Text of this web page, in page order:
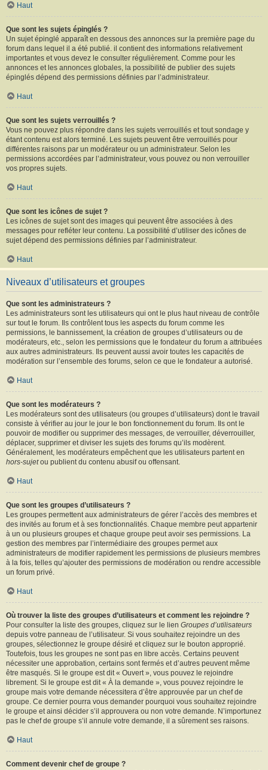
Haut
Que sont les sujets épinglés ?
Un sujet épinglé apparaît en dessous des annonces sur la première page du
forum dans lequel il a été publié. il contient des informations relativement
importantes et vous devez le consulter régulièrement. Comme pour les
annonces et les annonces globales, la possibilité de publier des sujets
épinglés dépend des permissions définies par l’administrateur.
Haut
Que sont les sujets verrouillés ?
Vous ne pouvez plus répondre dans les sujets verrouillés et tout sondage y
étant contenu est alors terminé. Les sujets peuvent être verrouillés pour
différentes raisons par un modérateur ou un administrateur. Selon les
permissions accordées par l’administrateur, vous pouvez ou non verrouiller
vos propres sujets.
Haut
Que sont les icônes de sujet ?
Les icônes de sujet sont des images qui peuvent être associées à des
messages pour refléter leur contenu. La possibilité d’utiliser des icônes de
sujet dépend des permissions définies par l’administrateur.
Haut
Niveaux d’utilisateurs et groupes
Que sont les administrateurs ?
Les administrateurs sont les utilisateurs qui ont le plus haut niveau de contrôle
sur tout le forum. Ils contrôlent tous les aspects du forum comme les
permissions, le bannissement, la création de groupes d’utilisateurs ou de
modérateurs, etc., selon les permissions que le fondateur du forum a attribuées
aux autres administrateurs. Ils peuvent aussi avoir toutes les capacités de
modération sur l’ensemble des forums, selon ce que le fondateur a autorisé.
Haut
Que sont les modérateurs ?
Les modérateurs sont des utilisateurs (ou groupes d’utilisateurs) dont le travail
consiste à vérifier au jour le jour le bon fonctionnement du forum. Ils ont le
pouvoir de modifier ou supprimer des messages, de verrouiller, déverrouiller,
déplacer, supprimer et diviser les sujets des forums qu’ils modèrent.
Généralement, les modérateurs empêchent que les utilisateurs partent en
hors-sujetou publient du contenu abusif ou offensant.
Haut
Que sont les groupes d’utilisateurs ?
Les groupes permettent aux administrateurs de gérer l’accès des membres et
des invités au forum et à ses fonctionnalités. Chaque membre peut appartenir
à un ou plusieurs groupes et chaque groupe peut avoir ses permissions. La
gestion des membres par l’intermédiaire des groupes permet aux
administrateurs de modifier rapidement les permissions de plusieurs membres
à la fois, telles qu’ajouter des permissions de modération ou rendre accessible
un forum privé.
Haut
Où trouver la liste des groupes d’utilisateurs et comment les rejoindre ?
Pour consulter la liste des groupes, cliquez sur le lien Groupes d’utilisateurs
depuis votre panneau de l’utilisateur. Si vous souhaitez rejoindre un des
groupes, sélectionnez le groupe désiré et cliquez sur le bouton approprié.
Toutefois, tous les groupes ne sont pas en libre accès. Certains peuvent
nécessiter une approbation, certains sont fermés et d’autres peuvent même
être masqués. Si le groupe est dit « Ouvert », vous pouvez le rejoindre
librement. Si le groupe est dit « À la demande », vous pouvez rejoindre le
groupe mais votre demande nécessitera d’être approuvée par un chef de
groupe. Ce dernier pourra vous demander pourquoi vous souhaitez rejoindre
le groupe et ainsi décider s’il approuvera ou non votre demande. N’importunez
pas le chef de groupe s’il annule votre demande, il a sûrement ses raisons.
Haut
Comment devenir chef de groupe ?